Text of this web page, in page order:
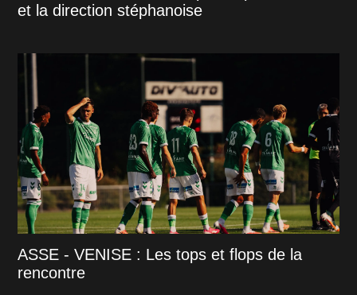
et la direction stéphanoise
ASSE - VENISE : Les tops et flops de la
rencontre